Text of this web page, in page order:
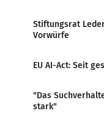
Stiftungsrat
Vorwürfe
EU AI-Act: Seit
"Das
stark"